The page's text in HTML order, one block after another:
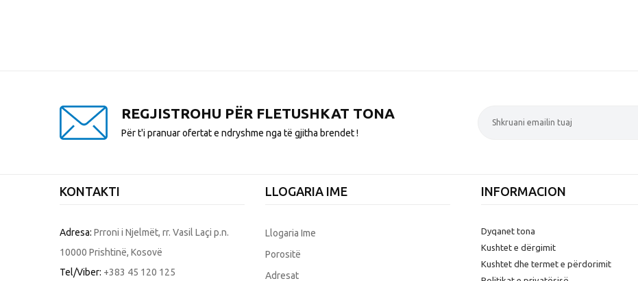
REGJISTROHU PËR FLETUSHKAT TONA
Për t'i pranuar ofertat e ndryshme nga të gjitha brendet !
KONTAKTI
Adresa: Prroni i Njelmët, rr. Vasil Laçi p.n.
10000 Prishtinë, Kosovë
Tel/Viber: +383 45 120 125
LLOGARIA IME
Llogaria Ime
Porositë
Adresat
INFORMACION
Dyqanet tona
Kushtet e dërgimit
Kushtet dhe termet e përdorimit